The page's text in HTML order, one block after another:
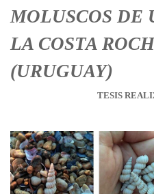
MOLUSCOS DE
LA COSTA
(URUGUAY)
TESIS